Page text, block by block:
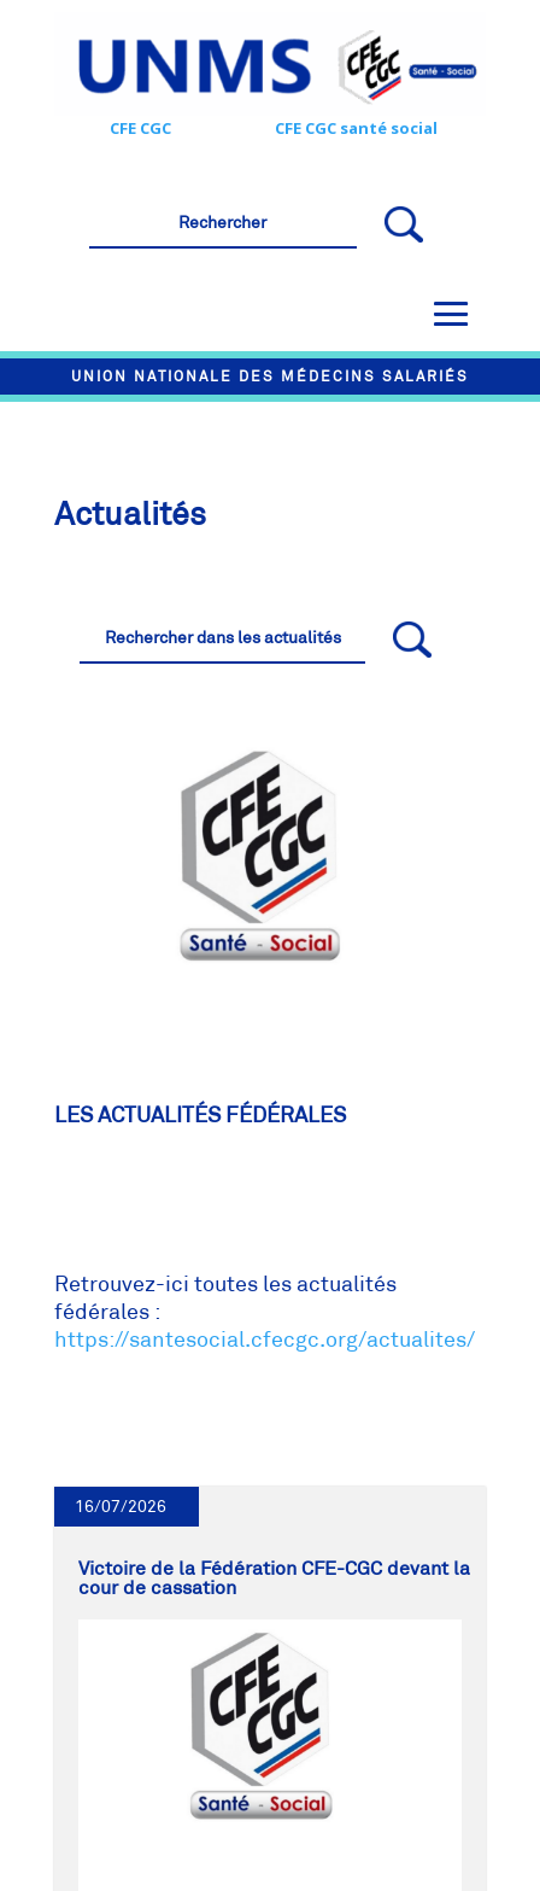
CFE CGC CFE CGC santé social
UNION NATIONALE DES MÉDECINS SALARIÉS
Actualités
LES ACTUALITÉS FÉDÉRALES
Retrouvez-ici toutes les actualités
fédérales :
https://santesocial.cfecgc.org/actualites/
Victoire de la Fédération CFE-CGC devant la
cour de cassation
16/07/2026